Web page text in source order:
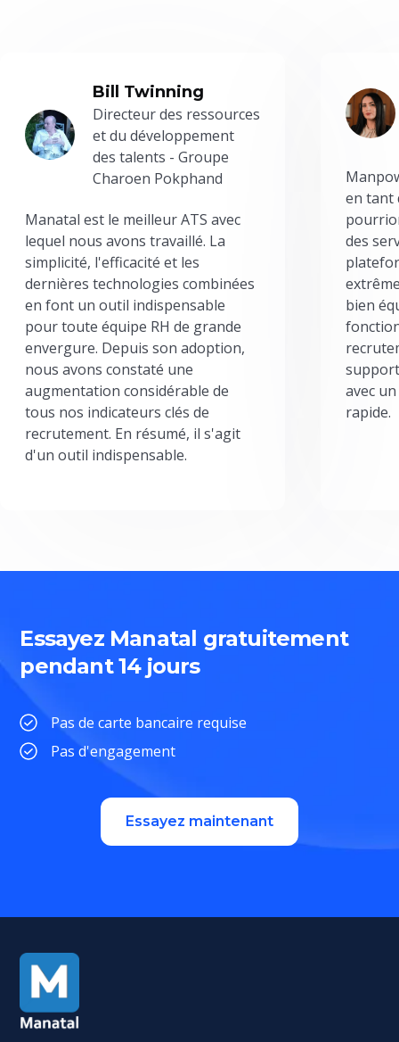
Bill Twinning
Directeur des ressources
et du développement
des talents - Groupe
Charoen Pokphand
Manatal est le meilleur ATS avec
lequel nous avons travaillé. La
simplicité, l'efficacité et les
dernières technologies combinées
en font un outil indispensable
pour toute équipe RH de grande
envergure. Depuis son adoption,
nous avons constaté une
augmentation considérable de
tous nos indicateurs clés de
recrutement. En résumé, il s'agit
d'un outil indispensable.
en tant
des
bien
avec
rapide.
Essayez Manatal gratuitement
pendant 14 jours
Pas de carte bancaire requise
Pas d'engagement
Essayez maintenant